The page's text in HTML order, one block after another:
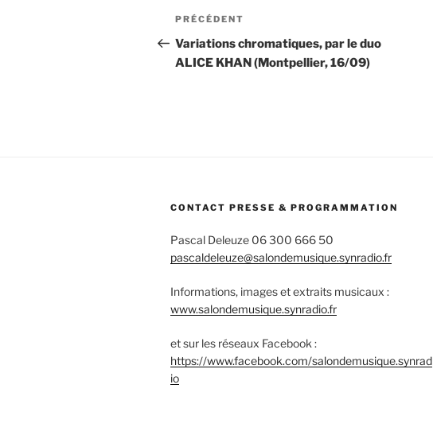
Navigation
de
l’article
Article
précédent
PRÉCÉDENT
Variations chromatiques, par le duo
ALICE KHAN (Montpellier, 16/09)
CONTACT PRESSE & PROGRAMMATION
Pascal Deleuze 06 300 666 50
pascaldeleuze@salondemusique.synradio.fr
Informations, images et extraits musicaux :
www.salondemusique.synradio.fr
et sur les réseaux Facebook :
https://www.facebook.com/salondemusique.synrad
io